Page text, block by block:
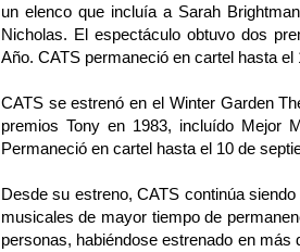
un elenco que incluía a Sarah
Nicholas. El espectáculo obtuvo dos
Año. CATS permaneció en cartel hasta
CATS se estrenó en el Winter Garden
premios Tony en 1983, incluído Mejor
Permaneció en cartel hasta el 10 de
Desde su estreno, CATS continúa
musicales de mayor tiempo de
personas, habiéndose estrenado en